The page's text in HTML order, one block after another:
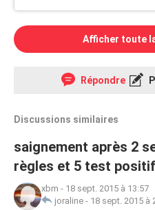
Afficher toute
Répondre
Discussions similaires
saignement après 2
règles et 5 test
xbm - 18 sept. 2015 à 13:57
joraline - 18 sept. 2015 à